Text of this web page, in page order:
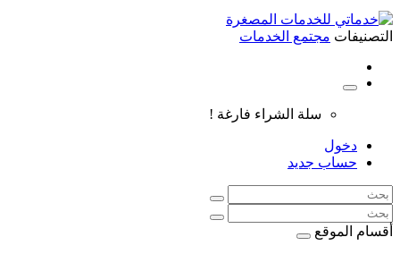
التصنيفات مجتمع الخدمات
سلة الشراء فارغة !
دخول
حساب جديد
أقسام الموقع